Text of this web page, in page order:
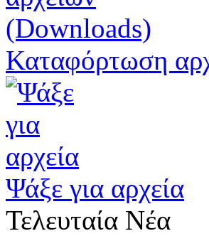
Καταφόρτωση
Ψάξε για αρχεία
Τελευταία Νέα